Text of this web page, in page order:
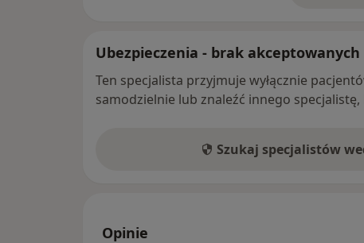
Ubezpieczenia - brak akceptowanych
Ten specjalista przyjmuje wyłącznie
samodzielnie lub znaleźć innego
Szukaj specjalistów
Opinie